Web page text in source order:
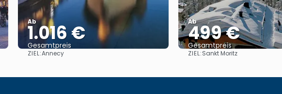
Ab
1.016 €
Gesamtpreis
ZIEL:Annecy
Ab
499 €
Gesamtpreis
Reise ansehen
ZIEL:Sankt Moritz